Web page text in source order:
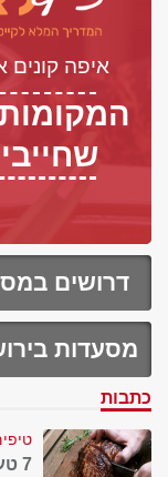
איפה קונים
דרושים
מסעדות
כתבות
7 טעויות נפוצות בארגון ערב בשרים